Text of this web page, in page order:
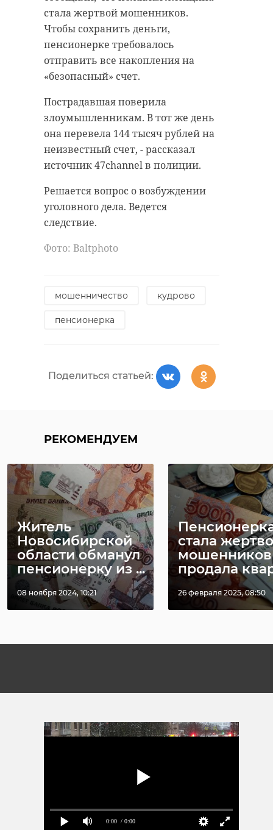
стала жертвой мошенников.
Чтобы сохранить деньги,
пенсионерке требовалось
отправить все накопления на
«безопасный» счет.
Пострадавшая поверила
злоумышленникам. В тот же день
она перевела 144 тысяч рублей на
неизвестный счет, - рассказал
источник 47channel в полиции.
Решается вопрос о возбуждении
уголовного дела. Ведется
следствие.
Фото: Вaltphoto
мошенничество кудрово
пенсионерка
Поделиться статьей:
РЕКОМЕНДУЕМ
Житель
Новосибирской
области обманул
пенсионерку из ...
08 ноября 2024, 10:21
стала
продала
26 февраля 2025, 08:50
0:00 / 0:00